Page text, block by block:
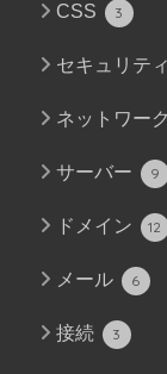
CSS 3
セキュリティ
ネットワーク
サーバー 9
ドメイン 12
メール 6
接続 3